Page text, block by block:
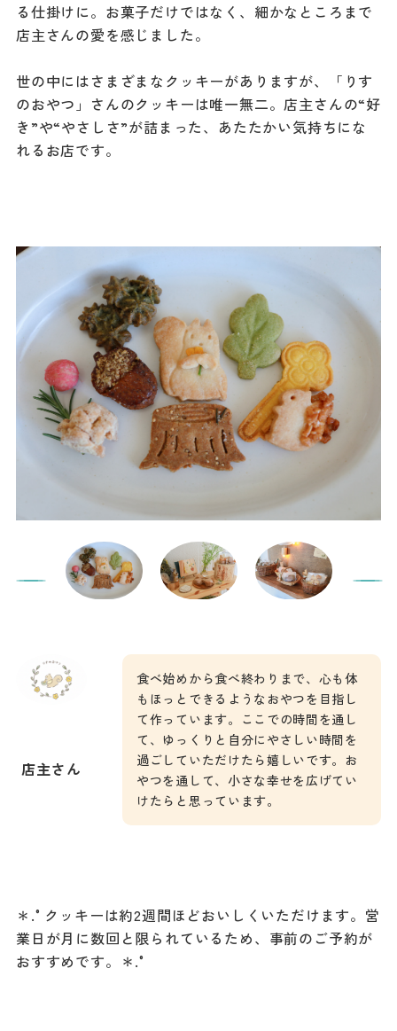
る仕掛けに。お菓子だけではなく、細かなところまで
店主さんの愛を感じました。
世の中にはさまざまなクッキーがありますが、「りす
のおやつ」さんのクッキーは唯一無二。店主さんの“好
き”や“やさしさ”が詰まった、あたたかい気持ちにな
れるお店です。
店主さん
食べ始めから食べ終わりまで、心も体
もほっとできるようなおやつを目指し
て作っています。ここでの時間を通し
て、ゆっくりと自分にやさしい時間を
過ごしていただけたら嬉しいです。お
やつを通して、小さな幸せを広げてい
けたらと思っています。
＊.°クッキーは約2週間ほどおいしくいただけます。営
業日が月に数回と限られているため、事前のご予約が
おすすめです。＊.°